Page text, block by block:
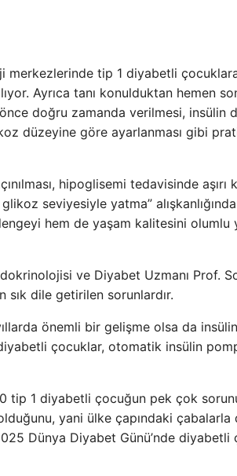
merkezlerinde tip 1 diyabetli
Ayrıca tanı konulduktan hemen
doğru zamanda verilmesi, insülin
düzeyine göre ayarlanması gibi
hipoglisemi tedavisinde aşırı
seviyesiyle yatma”
hem de yaşam kalitesini olumlu
ve Diyabet Uzmanı Prof.
dile getirilen sorunlardır.
önemli bir gelişme olsa da
çocuklar, otomatik insülin
tip 1 diyabetli çocuğun pek çok
yani ülke çapındaki çabalarla
Dünya Diyabet Günü’nde diyabetli